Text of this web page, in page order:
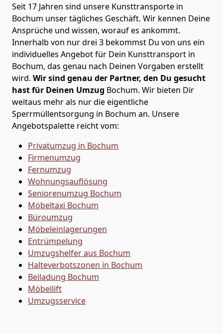
Seit 17 Jahren sind unsere Kunsttransporte in
Bochum unser tägliches Geschäft. Wir kennen Deine
Ansprüche und wissen, worauf es ankommt.
Innerhalb von nur drei 3 bekommst Du von uns ein
individuelles Angebot für Dein Kunsttransport in
Bochum, das genau nach Deinen Vorgaben erstellt
wird. Wir sind genau der Partner, den Du gesucht
hast für Deinen Umzug Bochum. Wir bieten Dir
weitaus mehr als nur die eigentliche
Sperrmüllentsorgung in Bochum an. Unsere
Angebotspalette reicht vom:
Privatumzug in Bochum
Firmenumzug
Fernumzug
Wohnungsauflösung
Seniorenumzug Bochum
Möbeltaxi Bochum
Büroumzug
Möbeleinlagerungen
Entrümpelung
Umzugshelfer aus Bochum
Halteverbotszonen in Bochum
Beiladung Bochum
Möbellift
Umzugsservice